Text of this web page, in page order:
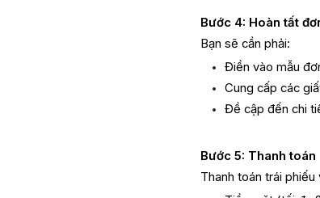
Bước 4: Hoàn tất
Bạn sẽ cần phải:
Điền vào mẫu
Cung cấp các
Đề cập đến chi
Bước 5: Thanh toán
Thanh toán trái